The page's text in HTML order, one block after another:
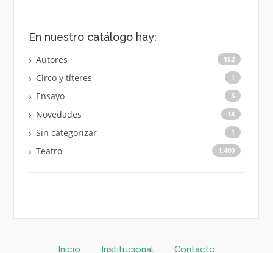
En nuestro catálogo hay:
Autores 152
Circo y títeres 1
Ensayo 3
Novedades 18
Sin categorizar 1
Teatro 1.400
Inicio Institucional Contacto